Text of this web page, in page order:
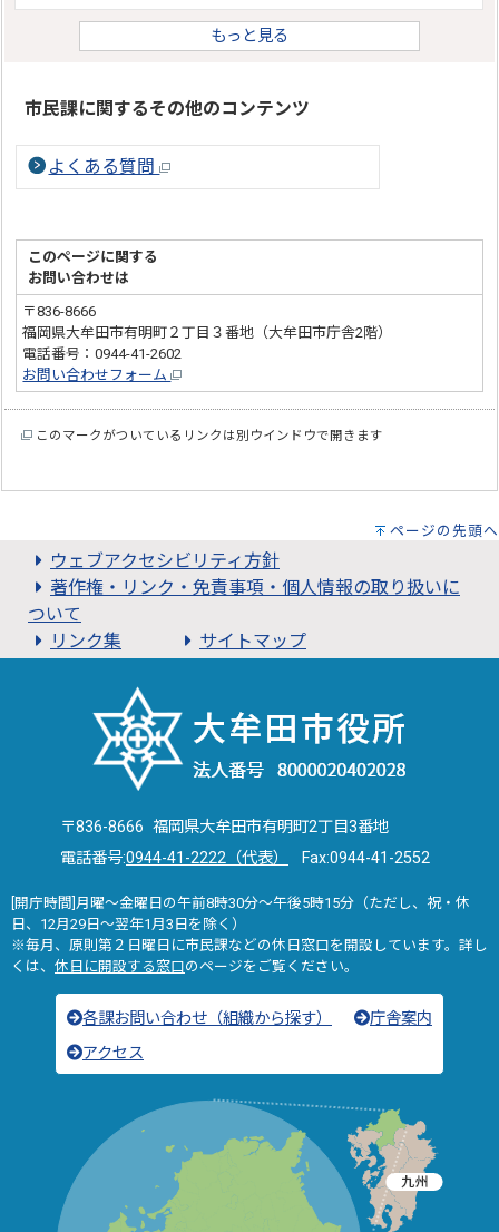
もっと見る
市民課に関するその他のコンテンツ
よくある質問
このページに関する
お問い合わせは
〒836-8666
福岡県大牟田市有明町２丁目３番地（大牟田市庁舎2階）
電話番号：0944-41-2602
お問い合わせフォーム
このマークがついているリンクは別ウインドウで開きます
ページの先頭へ
ウェブアクセシビリティ方針
著作権・リンク・免責事項・個人情報の取り扱いに
ついて
リンク集
サイトマップ
〒836-8666 福岡県大牟田市有明町2丁目3番地
電話番号:0944-41-2222（代表） Fax:0944-41-2552
[開庁時間]月曜～金曜日の午前8時30分～午後5時15分（ただし、祝・休
日、12月29日～翌年1月3日を除く）
※毎月、原則第２日曜日に市民課などの休日窓口を開設しています。詳し
くは、 休日に開設する窓口のページをご覧ください。
各課お問い合わせ（組織から探す）
庁舎案内
アクセス